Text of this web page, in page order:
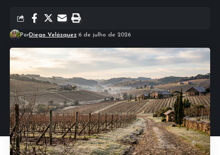
PorDiego Velázquez 6 de julho de 2026